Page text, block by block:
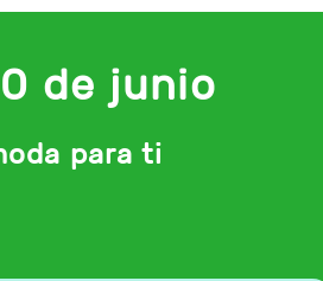
de junio
para ti